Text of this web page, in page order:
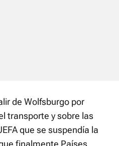
de Wolfsburgo por
transporte y sobre las
que se suspendía la
finalmente Países